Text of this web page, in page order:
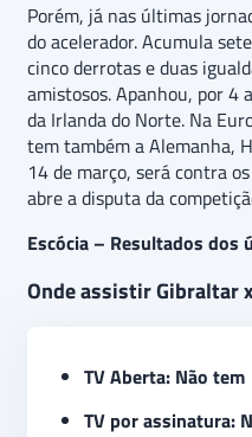
Porém, já nas últimas
do acelerador. Acumula
cinco derrotas e duas
amistosos. Apanhou, por 4
da Irlanda do Norte. Na
tem também a Alemanha,
14 de março, será contra
abre a disputa da
Escócia – Resultados
Onde assistir Gibraltar
TV Aberta: Não tem
TV por assinatura: